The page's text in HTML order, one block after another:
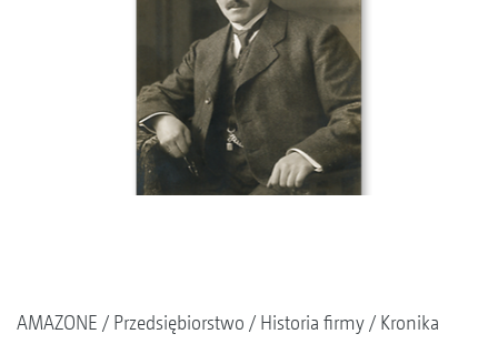
AMAZONE Przedsiębiorstwo Historia firmy Kronika